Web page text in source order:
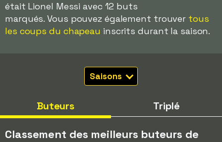
était Lionel Messi avec 12 buts
marqués. Vous pouvez également trouver tous
les coups du chapeau inscrits durant la saison.
Saisons
Buteurs Triplé
Classement des meilleurs buteurs de